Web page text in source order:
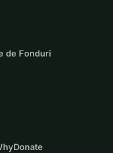
de Fonduri